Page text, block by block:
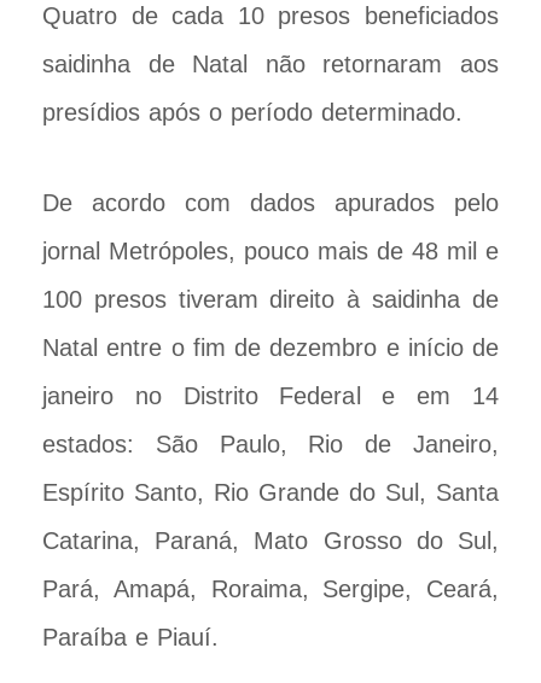
Quatro de cada 10 presos beneficiados
saidinha de Natal não retornaram aos
presídios após o período determinado.
De acordo com dados apurados pelo
jornal Metrópoles, pouco mais de 48 mil e
100 presos tiveram direito à saidinha de
Natal entre o fim de dezembro e início de
janeiro no Distrito Federal e em 14
estados: São Paulo, Rio de Janeiro,
Espírito Santo, Rio Grande do Sul, Santa
Catarina, Paraná, Mato Grosso do Sul,
Pará, Amapá, Roraima, Sergipe, Ceará,
Paraíba e Piauí.